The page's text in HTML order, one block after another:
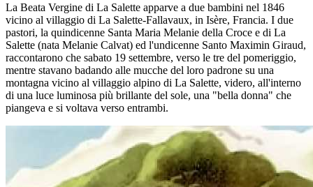
La Beata Vergine di La Salette apparve a due bambini nel 1846
vicino al villaggio di La Salette-Fallavaux, in Isère, Francia. I due
pastori, la quindicenne Santa Maria Melanie della Croce e di La
Salette (nata Melanie Calvat) ed l'undicenne Santo Maximin Giraud,
raccontarono che sabato 19 settembre, verso le tre del pomeriggio,
mentre stavano badando alle mucche del loro padrone su una
montagna vicino al villaggio alpino di La Salette, videro, all'interno
di una luce luminosa più brillante del sole, una "bella donna" che
piangeva e si voltava verso entrambi.